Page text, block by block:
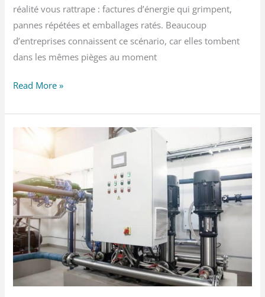
réalité vous rattrape : factures d’énergie qui grimpent,
pannes répétées et emballages ratés. Beaucoup
d’entreprises connaissent ce scénario, car elles tombent
dans les mêmes pièges au moment
Achat
machines
d’emballage
alimentaire
les
erreurs
à
éviter
Read More »